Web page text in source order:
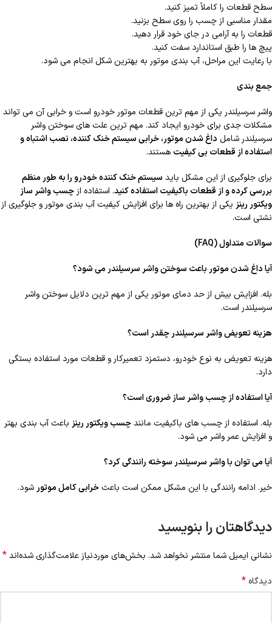
سطح قطعات را کاملاً تمیز کنید.
مقدار مناسبی از چسب را روی سطح بزنید.
قطعات را به آرامی در جای خود قرار دهید.
پیچ ها را طبق استاندارد سفت کنید.
با رعایت این مراحل، آب بندی موتور به بهترین شکل انجام می شود.
جمع بندی
واشر سرسیلندر یکی از مهم ترین قطعات موتور خودرو است و خرابی آن می تواند
مشکلات جدی برای خودرو ایجاد کند. مهم ترین علت های سوختن واشر
سرسیلندر شامل داغ شدن موتور، خرابی سیستم خنک کننده، نصب اشتباه و
استفاده از قطعات بی کیفیت هستند.
برای جلوگیری از این مشکل باید سیستم خنک کننده خودرو را به طور منظم
بررسی کرده و از قطعات باکیفیت استفاده کنید. استفاده از چسب واشر ساز
ویکتور رینز یکی از بهترین راه ها برای افزایش کیفیت آب بندی موتور و جلوگیری از
نشتی است.
سوالات متداول(FAQ)
آیا داغ شدن موتور باعث سوختن واشر سرسیلندر می شود؟
بله. افزایش بیش از حد دمای موتور یکی از مهم ترین دلایل سوختن واشر
سرسیلندر است.
هزینه تعویض واشر سرسیلندر چقدر است؟
هزینه تعویض به نوع خودرو، دستمزد تعمیرکار و قطعات مورد استفاده بستگی
دارد.
آیا استفاده از چسب واشر ساز ضروری است؟
بله. استفاده از چسب های باکیفیت مانندچسب ویکتور رینز باعث آب بندی بهتر
و افزایش عمر واشر می شود.
آیا می توان با واشر سرسیلندر سوخته رانندگی کرد؟
خیر. ادامه رانندگی با این مشکل ممکن است باعث خرابی کامل موتور شود.
دیدگاهتان را بنویسید
نشانی ایمیل شما منتشر نخواهد شد. بخش‌های موردنیاز علامت‌گذاری شده‌اند*
دیدگاه *